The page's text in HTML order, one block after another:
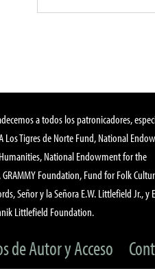
a todos los patronicadores,
Los Tigres de Norte Fund, National
National Endowment for the
GRAMMY Foundation, Fund for Folk
Señor y la Señora E.W. Littlefield Jr., y
Littlefield Foundation.
de Autor y Acceso